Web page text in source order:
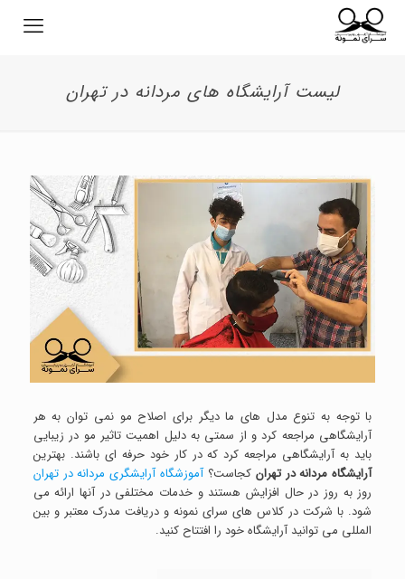
لیست آرایشگاه های مردانه در تهران
با توجه به تنوع مدل های ما دیگر برای اصلاح مو نمی توان به هر
آرایشگاهی مراجعه کرد و از سمتی به دلیل اهمیت تاثیر مو در زیبایی
باید به آرایشگاهی مراجعه کرد که در کار خود حرفه ای باشند. بهترین
آرایشگاه مردانه در تهران کجاست؟آموزشگاه آرایشگری مردانه در تهران
روز به روز در حال افزایش هستند و خدمات مختلفی در آنها ارائه می
شود. با شرکت در کلاس های سرای نمونه و دریافت مدرک معتبر و بین
المللی می توانید آرایشگاه خود را افتتاح کنید.